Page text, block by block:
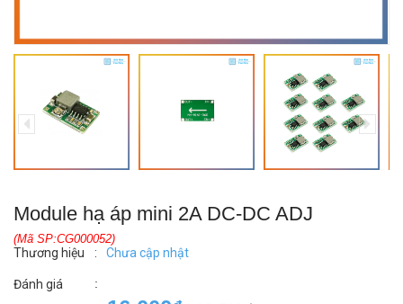
Module hạ áp mini 2A DC-DC ADJ
(Mã SP:CG000052)
Thương hiệu : Chưa cập nhật
Đánh giá
: